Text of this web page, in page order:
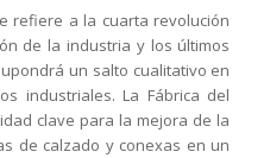
refiere a la cuarta revolución
de la industria y los últimos
un salto cualitativo en
industriales. La Fábrica del
clave para la mejora de la
de calzado y conexas en un